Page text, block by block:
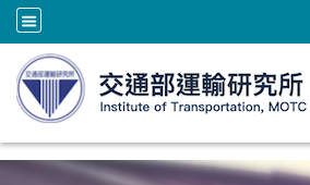
跳到主要內容